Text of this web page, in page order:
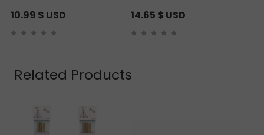
10.99 $ USD 14.65 $ USD
Related Products